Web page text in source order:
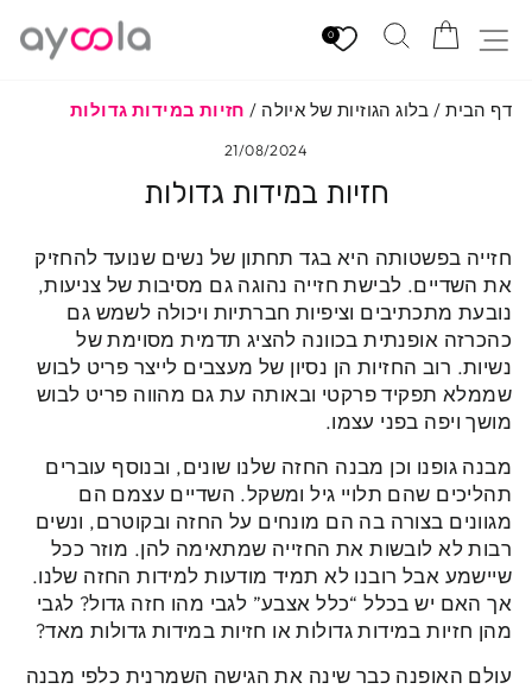
לתוכן
0
חיפוש ניווט באתר
הזמנה
דף הבית / בלוג הגוזיות של איולה / חזיות במידות גדולות
21/08/2024
חזיות במידות גדולות
חזייה בפשטותה היא בגד תחתון של נשים שנועד להחזיק
את השדיים. לבישת חזייה נהוגה גם מסיבות של צניעות,
נובעת מתכתיבים וציפיות חברתיות ויכולה לשמש גם
כהכרזה אופנתית בכוונה להציג תדמית מסוימת של
נשיות. רוב החזיות הן נסיון של מעצבים לייצר פריט לבוש
שממלא תפקיד פרקטי ובאותה עת גם מהווה פריט לבוש
מושך ויפה בפני עצמו.
מבנה גופנו וכן מבנה החזה שלנו שונים, ובנוסף עוברים
תהליכים שהם תלויי גיל ומשקל. השדיים עצמם הם
מגוונים בצורה בה הם מונחים על החזה ובקוטרם, ונשים
רבות לא לובשות את החזייה שמתאימה להן. מוזר ככל
שיישמע אבל רובנו לא תמיד מודעות למידות החזה שלנו.
אך האם יש בכלל “כלל אצבע” לגבי מהו חזה גדול? לגבי
מהן חזיות במידות גדולות או חזיות במידות גדולות מאד?
עולם האופנה כבר שינה את הגישה השמרנית כלפי מבנה